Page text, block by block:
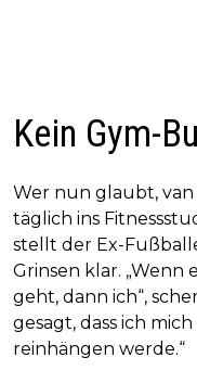
Kein Gym-
Wer nun glaubt, van
täglich ins
stellt der Ex-
Grinsen klar. „Wenn
geht, dann ich“,
gesagt, dass ich
reinhängen werde.“